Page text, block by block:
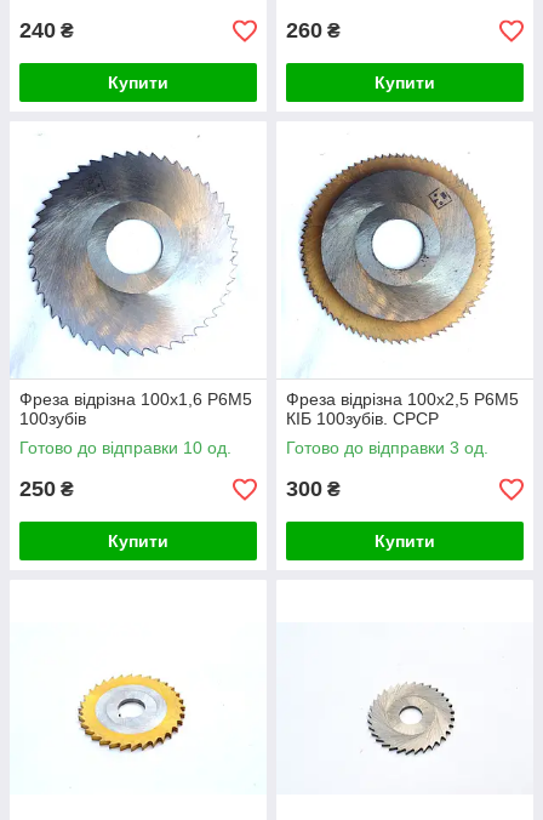
240 ₴
Купити
260 ₴
Купити
Фреза відрізна 100х1,6 Р6М5
100зубів
Готово до відправки 10 од.
250 ₴
Купити
Фреза відрізна 100х2,5 Р6М5
КІБ 100зубів. СРСР
Готово до відправки 3 од.
300 ₴
Купити